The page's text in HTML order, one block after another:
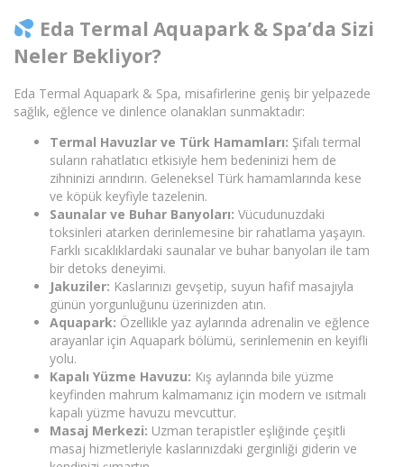
Eda Termal Aquapark & Spa’da Sizi
Neler Bekliyor?
Eda Termal Aquapark & Spa, misafirlerine geniş bir yelpazede
sağlık, eğlence ve dinlence olanakları sunmaktadır:
Termal Havuzlar ve Türk Hamamları: Şifalı termal
suların rahatlatıcı etkisiyle hem bedeninizi hem de
zihninizi arındırın. Geleneksel Türk hamamlarında kese
ve köpük keyfiyle tazelenin.
Saunalar ve Buhar Banyoları: Vücudunuzdaki
toksinleri atarken derinlemesine bir rahatlama yaşayın.
Farklı sıcaklıklardaki saunalar ve buhar banyoları ile tam
bir detoks deneyimi.
Jakuziler: Kaslarınızı gevşetip, suyun hafif masajıyla
günün yorgunluğunu üzerinizden atın.
Aquapark: Özellikle yaz aylarında adrenalin ve eğlence
arayanlar için Aquapark bölümü, serinlemenin en keyifli
yolu.
Kapalı Yüzme Havuzu: Kış aylarında bile yüzme
keyfinden mahrum kalmamanız için modern ve ısıtmalı
kapalı yüzme havuzu mevcuttur.
Masaj Merkezi: Uzman terapistler eşliğinde çeşitli
masaj hizmetleriyle kaslarınızdaki gerginliği giderin ve